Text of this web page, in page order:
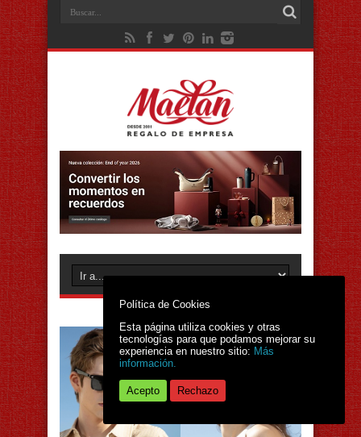
Política de Cookies
Esta página utiliza cookies y otras
tecnologías para que podamos mejorar su
experiencia en nuestro sitio: Más
información.
Acepto Rechazo